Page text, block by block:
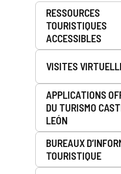
Prestations
RESSOURCES
TOURISTIQUES
ACCESSIBLES
VISITES
APPLICATIONS
DU TURISMO
LEÓN
BUREAUX
TOURISTIQUE